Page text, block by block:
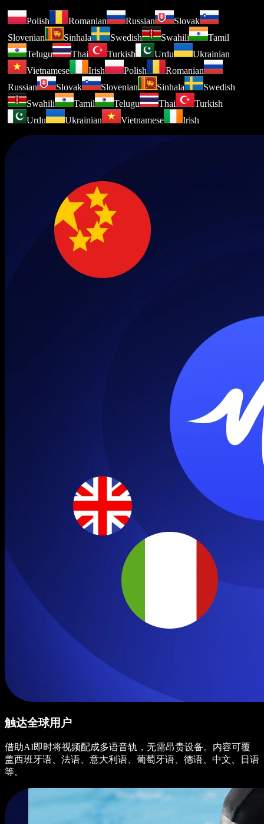
Polish Romanian Russian
Slovak
Slovenian
Sinhala Swedish Swahili
Tamil
Telugu
Thai Turkish Urdu
Ukrainian
Vietnamese
Irish Polish
Romanian
Russian
Slovak Slovenian Sinhala
Swedish
Swahili
Tamil Telugu Thai
Turkish
Urdu
Ukrainian Vietnamese Irish
触达全球用户
借助AI即时将视频配成多语音轨，无需昂贵设备。内容可覆
盖西班牙语、法语、意大利语、葡萄牙语、德语、中文、日语
等。